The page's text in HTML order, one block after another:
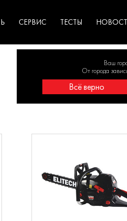
СЕРВИС ТЕСТЫ
Ваш
От города
Всё верно
Пилы цепные
Триммеры
Измельчители веток и
дровоколы
инструмент
Мойки высокого
Насосы
Опрыскиватели
Мотопомпы